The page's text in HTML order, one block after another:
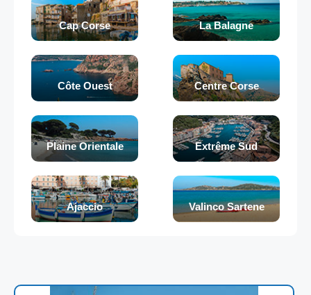
Cap Corse La Balagne
Côte Ouest Centre Corse
Plaine Orientale Extrême Sud
Ajaccio Valinco Sartene